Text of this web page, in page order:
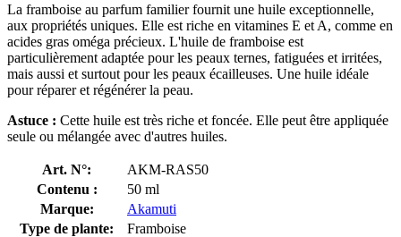
La framboise au parfum familier fournit une huile exceptionnelle,
aux propriétés uniques. Elle est riche en vitamines E et A, comme en
acides gras oméga précieux. L'huile de framboise est
particulièrement adaptée pour les peaux ternes, fatiguées et irritées,
mais aussi et surtout pour les peaux écailleuses. Une huile idéale
pour réparer et régénérer la peau.
Astuce : Cette huile est très riche et foncée. Elle peut être appliquée
seule ou mélangée avec d'autres huiles.
Art. N°:
AKM-RAS50
Contenu :
50 ml
Marque:
Akamuti
Type de plante:
Framboise